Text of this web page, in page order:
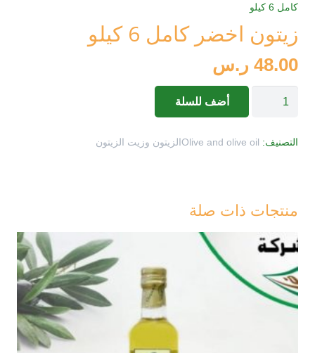
كامل 6 كيلو
زيتون اخضر كامل 6 كيلو
48.00 ر.س
كمية
أضف للسلة
التصنيف: Olive and olive oilالزيتون وزيت الزيتون
منتجات ذات صلة